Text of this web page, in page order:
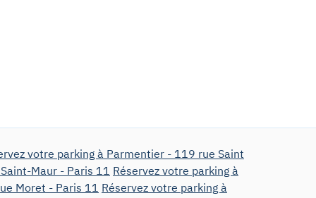
votre parking à Parmentier - 119 rue Saint
Maur - Paris 11 Réservez votre parking à
Moret - Paris 11 Réservez votre parking à